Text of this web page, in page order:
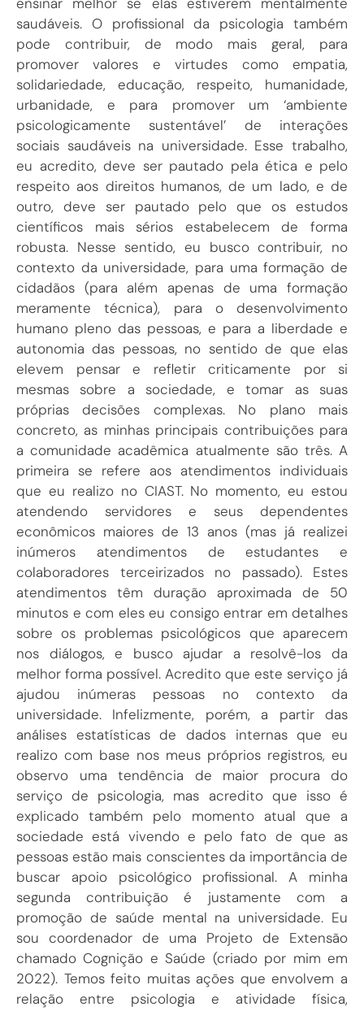
saudáveis. O profissional da psicologia também
pode contribuir, de modo mais geral, para
promover valores e virtudes como empatia,
solidariedade, educação, respeito, humanidade,
urbanidade, e para promover um ‘ambiente
psicologicamente sustentável’ de interações
sociais saudáveis na universidade. Esse trabalho,
eu acredito, deve ser pautado pela ética e pelo
respeito aos direitos humanos, de um lado, e de
outro, deve ser pautado pelo que os estudos
científicos mais sérios estabelecem de forma
robusta. Nesse sentido, eu busco contribuir, no
contexto da universidade, para uma formação de
cidadãos (para além apenas de uma formação
meramente técnica), para o desenvolvimento
humano pleno das pessoas, e para a liberdade e
autonomia das pessoas, no sentido de que elas
elevem pensar e refletir criticamente por si
mesmas sobre a sociedade, e tomar as suas
próprias decisões complexas. No plano mais
concreto, as minhas principais contribuições para
a comunidade acadêmica atualmente são três. A
primeira se refere aos atendimentos individuais
que eu realizo no CIAST. No momento, eu estou
atendendo servidores e seus dependentes
econômicos maiores de 13 anos (mas já realizei
inúmeros atendimentos de estudantes e
colaboradores terceirizados no passado). Estes
atendimentos têm duração aproximada de 50
minutos e com eles eu consigo entrar em detalhes
sobre os problemas psicológicos que aparecem
nos diálogos, e busco ajudar a resolvê-los da
melhor forma possível. Acredito que este serviço já
ajudou inúmeras pessoas no contexto da
universidade. Infelizmente, porém, a partir das
análises estatísticas de dados internas que eu
realizo com base nos meus próprios registros, eu
observo uma tendência de maior procura do
serviço de psicologia, mas acredito que isso é
explicado também pelo momento atual que a
sociedade está vivendo e pelo fato de que as
pessoas estão mais conscientes da importância de
buscar apoio psicológico profissional. A minha
segunda contribuição é justamente com a
promoção de saúde mental na universidade. Eu
sou coordenador de uma Projeto de Extensão
chamado Cognição e Saúde (criado por mim em
2022). Temos feito muitas ações que envolvem a
relação entre psicologia e atividade física,